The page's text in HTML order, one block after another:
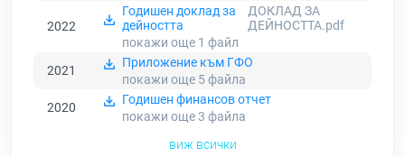
2022
Годишен доклад за
дейността
ДОКЛАД ЗА
ДЕЙНОСТТА.pdf
покажи още 1 файл
2021
Приложение към ГФО
покажи още 5файла
2020
Годишен финансов отчет
покажи още 3 файла
виж всички